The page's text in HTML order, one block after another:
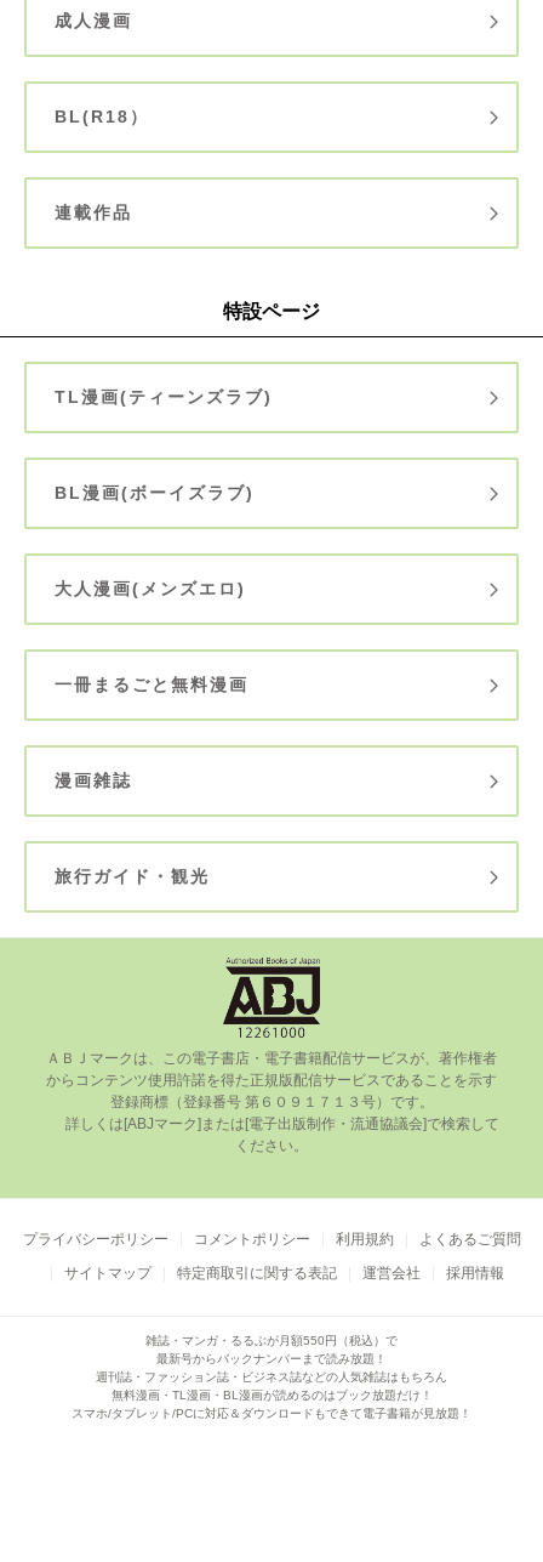
成人漫画
BL(R18）
連載作品
特設ページ
TL漫画(ティーンズラブ)
BL漫画(ボーイズラブ)
大人漫画(メンズエロ)
一冊まるごと無料漫画
漫画雑誌
旅行ガイド・観光
ＡＢＪマークは、この電⼦書店・電⼦書籍配信サービスが、著作権者
からコンテンツ使⽤許諾を得た正規版配信サービスであることを⽰す
登録商標（登録番号 第６０９１７１３号）です。
ください。
プライバシーポリシー コメントポリシー 利用規約
よくあるご質問
サイトマップ
特定商取引に関する表記 運営会社 採用情報
雑誌・マンガ・るるぶが月額550円（税込）で
最新号からバックナンバーまで読み放題！
週刊誌・ファッション誌・ビジネス誌などの人気雑誌はもちろん
無料漫画・TL漫画・BL漫画が読めるのはブック放題だけ！
スマホ/タブレット/PCに対応＆ダウンロードもできて電子書籍が見放題！